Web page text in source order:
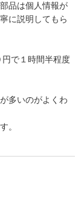
品は個人情報が
に説明してもら
で１時間半程度
多いのがよくわ
。